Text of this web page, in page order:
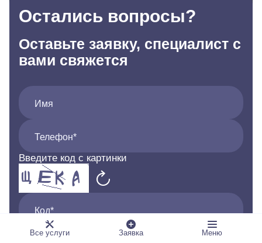
Остались вопросы?
Оставьте заявку, специалист с
вами свяжется
Имя
Телефон*
Введите код с картинки
Код*
Я даю согласие на обработку
Все услуги Заявка Меню